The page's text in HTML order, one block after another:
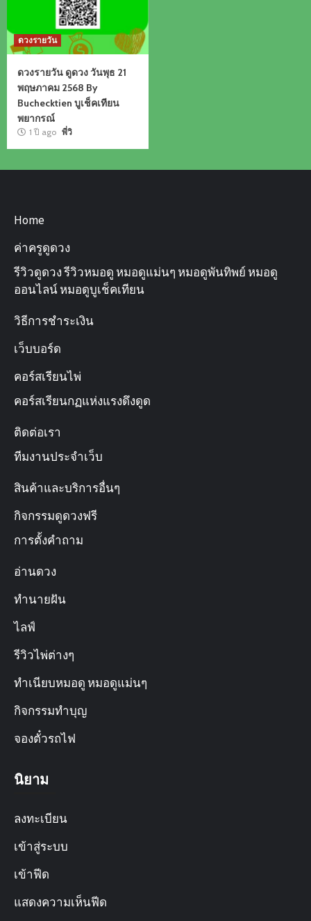
ดวงรายวัน
ดวงรายวัน ดูดวง วันพุธ 21
พฤษภาคม 2568 By
Buchecktien บูเช็คเทียน
พยากรณ์
1 ปี ago พี่วิ
Home
ค่าครูดูดวง
รีวิวดูดวง รีวิวหมอดู หมอดูแม่นๆ หมอดูพันทิพย์ หมอดู
ออนไลน์ หมอดูบูเช็คเทียน
วิธีการชำระเงิน
เว็บบอร์ด
คอร์สเรียนไพ่
คอร์สเรียนกฏแห่งแรงดึงดูด
ติดต่อเรา
ทีมงานประจำเว็บ
สินค้าและบริการอื่นๆ
กิจกรรมดูดวงฟรี
การตั้งคำถาม
อ่านดวง
ทำนายฝัน
ไลฟ์
รีวิวไพ่ต่างๆ
ทำเนียบหมอดู หมอดูแม่นๆ
กิจกรรมทำบุญ
จองตั๋วรถไฟ
นิยาม
ลงทะเบียน
เข้าสู่ระบบ
เข้าฟีด
แสดงความเห็นฟีด